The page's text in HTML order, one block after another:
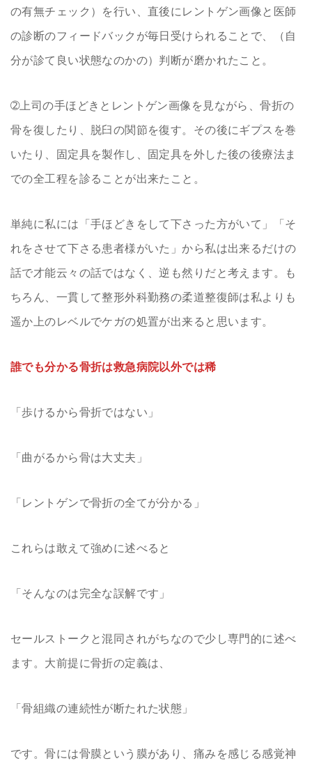
の有無チェック）を行い、直後にレントゲン画像と医師
の診断のフィードバックが毎日受けられることで、（自
分が診て良い状態なのかの）判断が磨かれたこと。
➁上司の手ほどきとレントゲン画像を見ながら、骨折の
骨を復したり、脱臼の関節を復す。その後にギプスを巻
いたり、固定具を製作し、固定具を外した後の後療法ま
での全工程を診ることが出来たこと。
単純に私には「手ほどきをして下さった方がいて」「そ
れをさせて下さる患者様がいた」から私は出来るだけの
話で才能云々の話ではなく、逆も然りだと考えます。も
ちろん、一貫して整形外科勤務の柔道整復師は私よりも
遥か上のレベルでケガの処置が出来ると思います。
誰でも分かる骨折は救急病院以外では稀
「歩けるから骨折ではない」
「曲がるから骨は大丈夫」
「レントゲンで骨折の全てが分かる」
これらは敢えて強めに述べると
「そんなのは完全な誤解です」
セールストークと混同されがちなので少し専門的に述べ
ます。大前提に骨折の定義は、
「骨組織の連続性が断たれた状態」
です。骨には骨膜という膜があり、痛みを感じる感覚神